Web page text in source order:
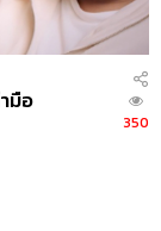
มือ
350